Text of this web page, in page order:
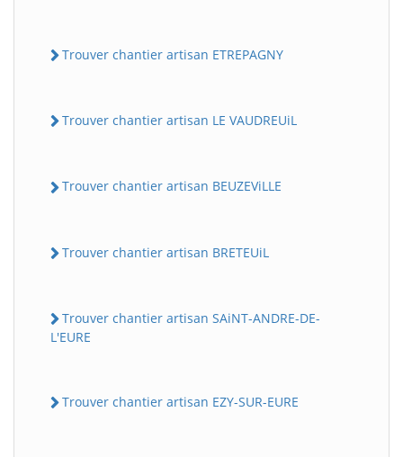
Trouver chantier artisan ETREPAGNY
Trouver chantier artisan LE VAUDREUiL
Trouver chantier artisan BEUZEViLLE
Trouver chantier artisan BRETEUiL
Trouver chantier artisan SAiNT-ANDRE-DE-
L'EURE
Trouver chantier artisan EZY-SUR-EURE